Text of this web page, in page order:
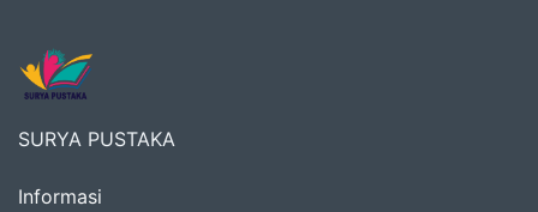
SURYA PUSTAKA
Informasi